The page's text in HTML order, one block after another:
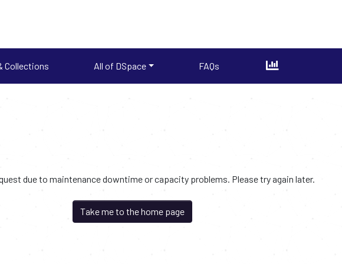
Collections All of DSpace FAQs
due to maintenance downtime or capacity problems. Please try again later.
Take me to the home page